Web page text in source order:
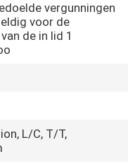
vergunningen
voor de
de in lid 1
L/C, T/T,